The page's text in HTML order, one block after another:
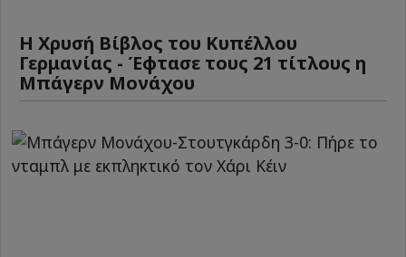
Η Χρυσή Βίβλος του Κυπέλλου
Γερμανίας - Έφτασε τους 21 τίτλους η
Μπάγερν Μονάχου